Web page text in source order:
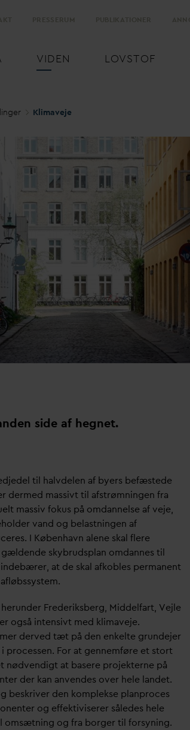
VIDEN LOVSTOF
Klimaveje
side af hegnet.
til halvdelen af byers befæstede
dermed massivt til afstrømningen fra
massiv fokus på omdannelse af veje,
vand og belastningen af
I København alene skal flere
skybrudsplan omdannes til
at de skal afkobles permanent
Frederiksberg, Middelfart, Vejle
også intensivt med klimaveje.
derved tæt på den enkelte grundejer
processen. For at gennemføre et stort
nødvendigt at basere projekterne på
der kan anvendes over hele landet.
beskriver den komplekse planproces
og effektiviserer således hele
omsætning og fra borger til forsyning.